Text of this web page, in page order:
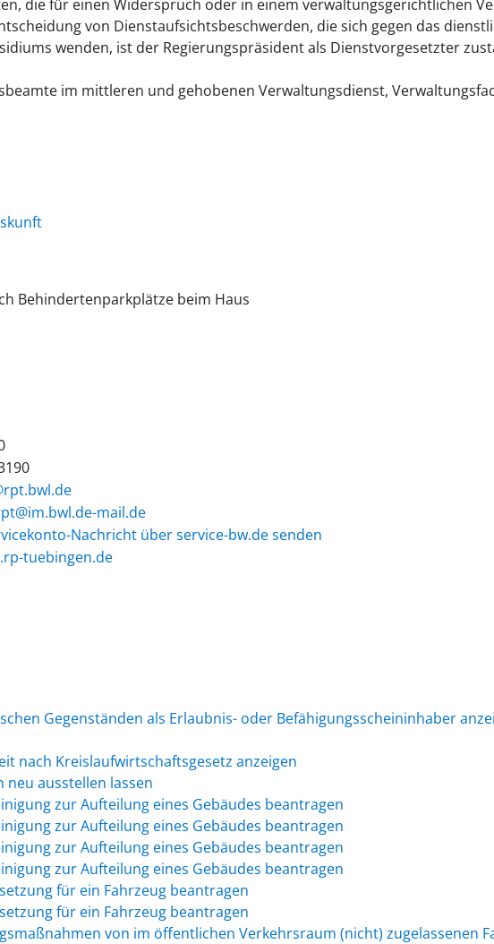
die für einen Widerspruch oder in einem verwaltungsgerichtlichen
von Dienstaufsichtsbeschwerden, die sich gegen das
wenden, ist der Regierungspräsident als Dienstvorgesetzter
im mittleren und gehobenen Verwaltungsdienst,
Behindertenparkplätze beim Haus
mail.de
Nachricht über service-bw.de senden
tuebingen.de
Gegenständen als Erlaubnis- oder Befähigungsscheininhaber
nach Kreislaufwirtschaftsgesetz anzeigen
neu ausstellen lassen
zur Aufteilung eines Gebäudes beantragen
zur Aufteilung eines Gebäudes beantragen
zur Aufteilung eines Gebäudes beantragen
zur Aufteilung eines Gebäudes beantragen
für ein Fahrzeug beantragen
für ein Fahrzeug beantragen
von im öffentlichen Verkehrsraum (nicht) zugelassenen